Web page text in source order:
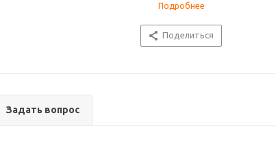
Подробнее
Поделиться
Задать вопрос